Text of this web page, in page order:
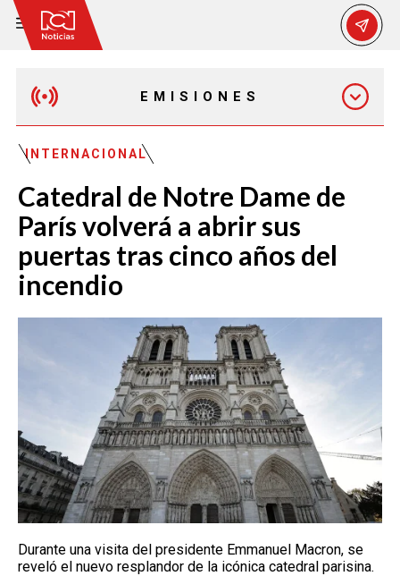
EMISIONES
EMISIÓN 7:00 PM
INTERNACIONAL
Catedral de Notre Dame de
París volverá a abrir sus
puertas tras cinco años del
incendio
Durante una visita del presidente Emmanuel Macron, se
reveló el nuevo resplandor de la icónica catedral parisina.